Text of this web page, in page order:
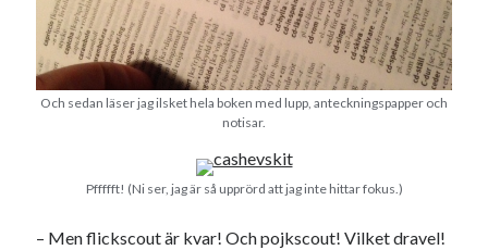
historia hotell jobb
Julkalenderfacit Julkalendern
julkalendern 2021 Julkalendern 2024 konst
minnen mode museum musik
Och sedan läser jag ilsket hela boken med lupp, anteckningspapper och
notisar.
Pffffft! (Ni ser, jag är så upprörd att jag inte hittar fokus.)
– Men flickscout är kvar! Och pojkscout! Vilket dravel!